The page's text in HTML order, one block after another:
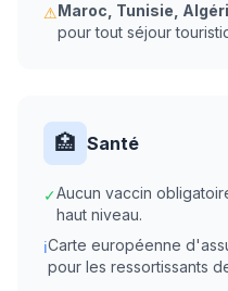
⚠Maroc, Tunisie,
pour tout séjour
🏥 Santé
✓Aucun vaccin
haut niveau.
ℹCarte européenne
pour les ressortissants